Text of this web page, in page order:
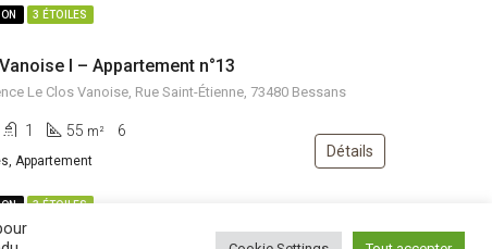
3 ÉTOILES
I – Appartement n°13
Le Clos Vanoise, Rue Saint-Étienne, 73480 Bessans
1 55 m² 6
Appartement
Détails
3 ÉTOILES